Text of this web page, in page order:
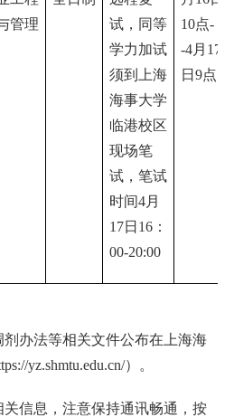
管理
试，同等
学力加试
须到上海
海事大学
临港校区
现场笔
试，笔试
时间4月
17日 16：
00-20:00
10点-
-4月 17
日 9点
办法等相关文件公布在上海海
yz.shmtu.edu.cn/）。
信息，注意保持通讯畅通，按